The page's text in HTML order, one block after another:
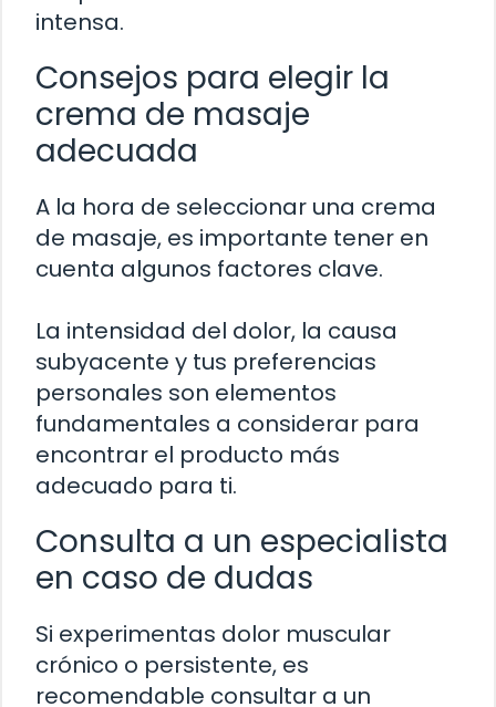
intensa.
Consejos para elegir la
crema de masaje
adecuada
A la hora de seleccionar una crema
de masaje, es importante tener en
cuenta algunos factores clave.
La intensidad del dolor, la causa
subyacente y tus preferencias
personales son elementos
fundamentales a considerar para
encontrar el producto más
adecuado para ti.
Consulta a un especialista
en caso de dudas
Si experimentas dolor muscular
crónico o persistente, es
recomendable consultar a un